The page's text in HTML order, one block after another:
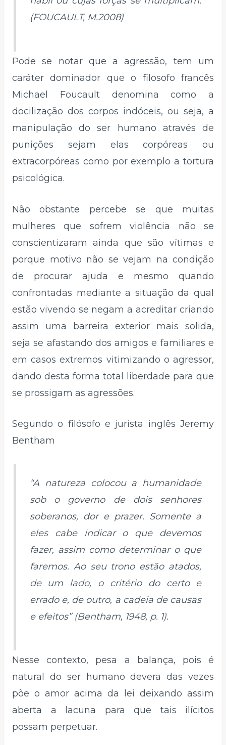
(FOUCAULT, M.2008)
Pode se notar que a agressão, tem um
caráter dominador que o filosofo francês
Michael Foucault denomina como a
docilização dos corpos indóceis, ou seja, a
manipulação do ser humano através de
punições sejam elas corpóreas ou
extracorpóreas como por exemplo a tortura
psicológica.
Não obstante percebe se que muitas
mulheres que sofrem violência não se
conscientizaram ainda que são vítimas e
porque motivo não se vejam na condição
de procurar ajuda e mesmo quando
confrontadas mediante a situação da qual
estão vivendo se negam a acreditar criando
assim uma barreira exterior mais solida,
seja se afastando dos amigos e familiares e
em casos extremos vitimizando o agressor,
dando desta forma total liberdade para que
se prossigam as agressões.
Segundo o filósofo e jurista inglês Jeremy
Bentham
“A natureza colocou a humanidade
sob o governo de dois senhores
soberanos, dor e prazer. Somente a
eles cabe indicar o que devemos
fazer, assim como determinar o que
faremos. Ao seu trono estão atados,
de um lado, o critério do certo e
errado e, de outro, a cadeia de causas
e efeitos” (Bentham, 1948, p. 1).
Nesse contexto, pesa a balança, pois é
natural do ser humano devera das vezes
põe o amor acima da lei deixando assim
aberta a lacuna para que tais ilícitos
possam perpetuar.